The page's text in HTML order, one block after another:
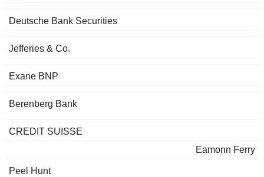
Deutsche Bank Securities
Jefferies & Co.
Exane BNP
Berenberg Bank
CREDIT SUISSE
Eamonn Ferry
Peel Hunt